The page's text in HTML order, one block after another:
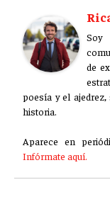
Soy
de
poesía y el
historia.
Aparece en
Infórmate aquí.